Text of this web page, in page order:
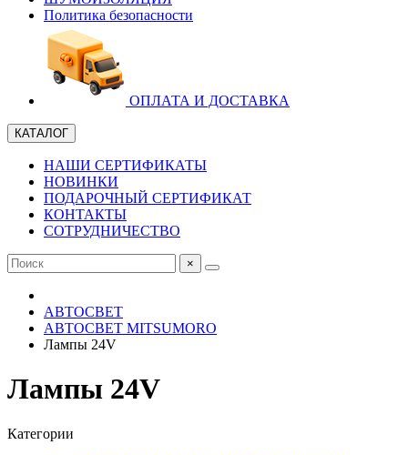
Политика безопасности
ОПЛАТА И ДОСТАВКА
КАТАЛОГ
НАШИ СЕРТИФИКАТЫ
НОВИНКИ
ПОДАРОЧНЫЙ СЕРТИФИКАТ
КОНТАКТЫ
СОТРУДНИЧЕСТВО
×
АВТОСВЕТ
АВТОСВЕТ MITSUMORO
Лампы 24V
Лампы 24V
Категории